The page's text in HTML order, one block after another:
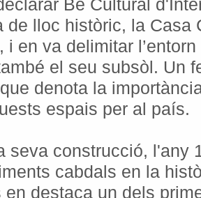
Bé Cultural
de lloc històric, la Casa
i en va delimitar
el seu subsòl. Un
denota la
espais per al país.
seva construcció, l'any
cabdals en la
en destaca un dels